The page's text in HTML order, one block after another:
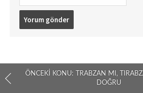
ÖNCEKI KONU: TRABZAN MI,
DOĞRU